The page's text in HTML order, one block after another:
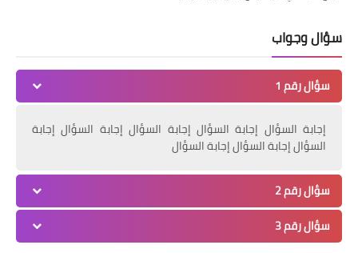
سؤال وجواب
سؤال رقم 1
إجابة السؤال إجابة السؤال إجابة السؤال إجابة السؤال إجابة
السؤال إجابة السؤال إجابة السؤال
سؤال رقم 2
سؤال رقم 3